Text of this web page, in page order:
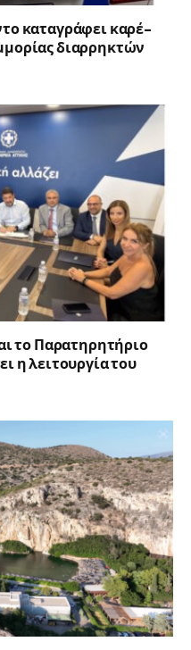
καταγράφει καρέ-
διαρρηκτών
το Παρατηρητήριο
η λειτουργία του